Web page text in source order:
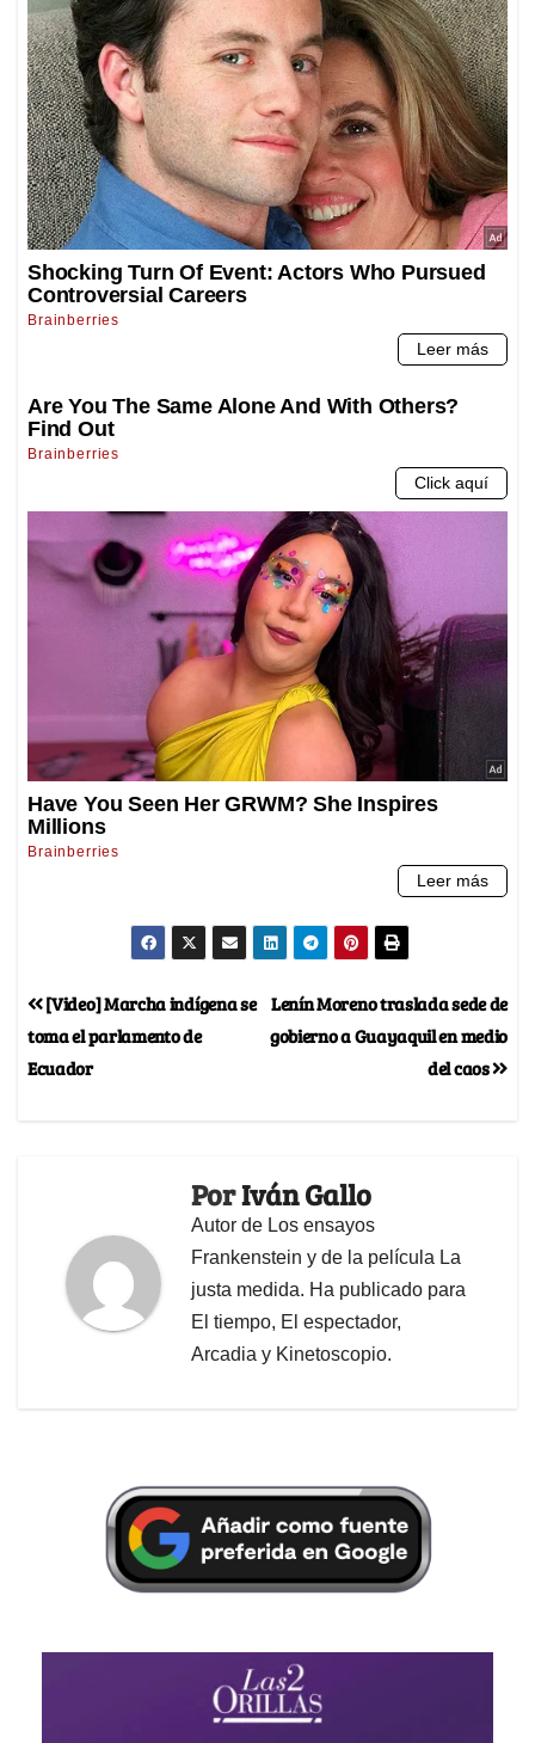
Lenín Moreno traslada sede de
gobierno a Guayaquil en medio
del caos
[Video] Marcha indígena se
toma el parlamento de
Ecuador
PorIván Gallo
Autor de Los ensayos
Frankenstein y de la película La
justa medida. Ha publicado para
El tiempo, El espectador,
Arcadia y Kinetoscopio.